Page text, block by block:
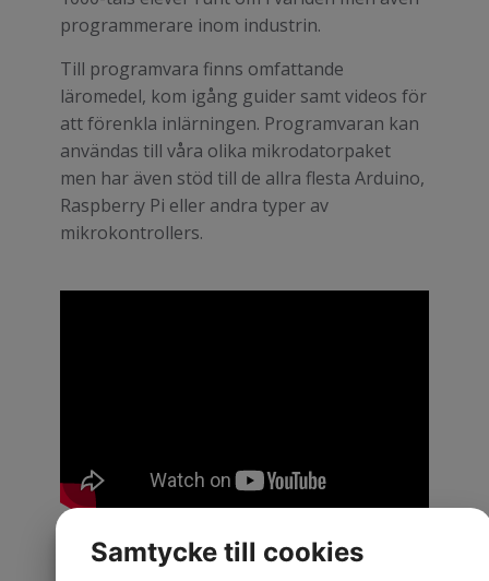
programmerare inom industrin.
Till programvara finns omfattande
läromedel, kom igång guider samt videos för
att förenkla inlärningen. Programvaran kan
användas till våra olika mikrodatorpaket
men har även stöd till de allra flesta Arduino,
Raspberry Pi eller andra typer av
mikrokontrollers.
Samtycke till cookies